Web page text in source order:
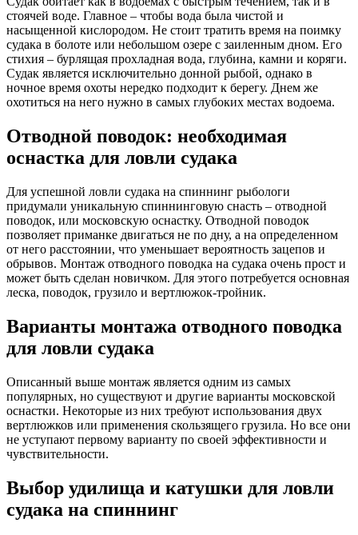
стоячей воде. Главное – чтобы вода была чистой и
насыщенной кислородом. Не стоит тратить время на поимку
судака в болоте или небольшом озере с заиленным дном. Его
стихия – бурлящая прохладная вода, глубина, камни и коряги.
Судак является исключительно донной рыбой, однако в
ночное время охоты нередко подходит к берегу. Днем же
охотиться на него нужно в самых глубоких местах водоема.
Отводной поводок: необходимая
оснастка для ловли судака
Для успешной ловли судака на спиннинг рыбологи
придумали уникальную спиннинговую снасть – отводной
поводок, или московскую оснастку. Отводной поводок
позволяет приманке двигаться не по дну, а на определенном
от него расстоянии, что уменьшает вероятность зацепов и
обрывов. Монтаж отводного поводка на судака очень прост и
может быть сделан новичком. Для этого потребуется основная
леска, поводок, грузило и вертлюжок-тройник.
Варианты монтажа отводного поводка
для ловли судака
Описанный выше монтаж является одним из самых
популярных, но существуют и другие варианты московской
оснастки. Некоторые из них требуют использования двух
вертлюжков или применения скользящего грузила. Но все они
не уступают первому варианту по своей эффективности и
чувствительности.
Выбор удилища и катушки для ловли
судака на спиннинг